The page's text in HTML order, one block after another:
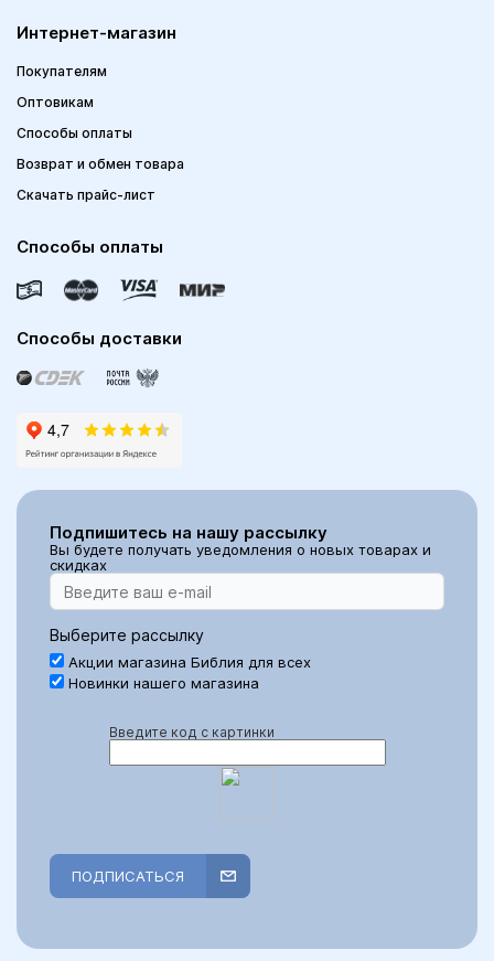
Интернет-магазин
Покупателям
Оптовикам
Способы оплаты
Возврат и обмен товара
Скачать прайс-лист
Способы оплаты
Способы доставки
Подпишитесь на нашу рассылку
Вы будете получать уведомления о новых товарах и
скидках
Выберите рассылку
Акции магазина Библия для всех
Новинки нашего магазина
Введите код с картинки
ПОДПИСАТЬСЯ